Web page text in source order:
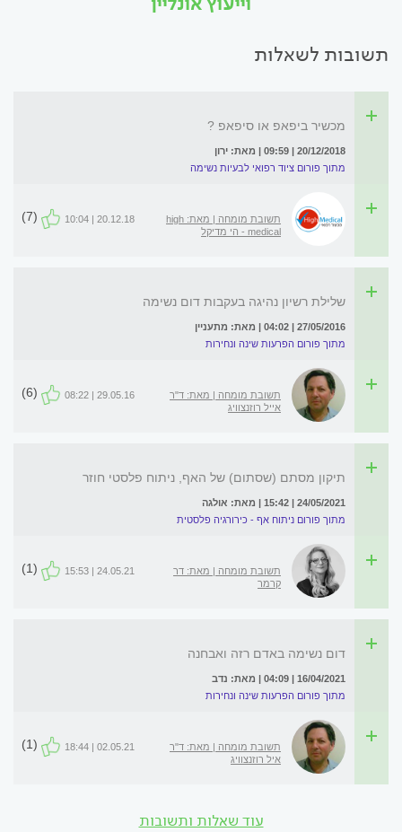
תשובות לשאלות
מכשיר ביפאפ או סיפאפ ?
20/12/2018 | 09:59 | מאת: ירון
מתוך פורום ציוד רפואי לבעיות נשימה
תשובת מומחה | מאת: high
medical - הי מדיקל
20.12.18 | 10:04
(7)
שלילת רשיון נהיגה בעקבות דום נשימה
27/05/2016 | 04:02 | מאת: מתעניין
מתוך פורום הפרעות שינה ונחירות
תשובת מומחה | מאת: ד"ר
אייל רוזנצוויג
29.05.16 | 08:22
(6)
תיקון מסתם (שסתום) של האף, ניתוח פלסטי חוזר
24/05/2021 | 15:42 | מאת: אולגה
מתוך פורום ניתוח אף - כירורגיה פלסטית
תשובת מומחה | מאת: דר
קרמר
24.05.21 | 15:53
(1)
דום נשימה באדם רזה ואבחנה
16/04/2021 | 04:09 | מאת: נדב
מתוך פורום הפרעות שינה ונחירות
תשובת מומחה | מאת: ד"ר
איל רוזנצוויג
02.05.21 | 18:44
(1)
עוד שאלות ותשובות